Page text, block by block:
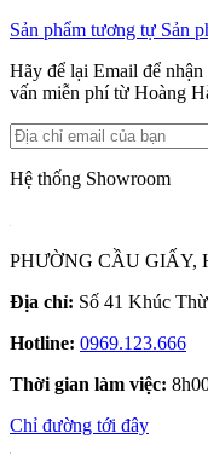
Sản phẩm tương tự Sản
Hãy để lại Email để
vấn miễn phí từ Hoàng
Hệ thống Showroom
PHƯỜNG CẦU GIẤY,
Địa chỉ: Số 41 Khúc
Hotline: 0969.123.666
Thời gian làm việc:
Chỉ đường tới đây